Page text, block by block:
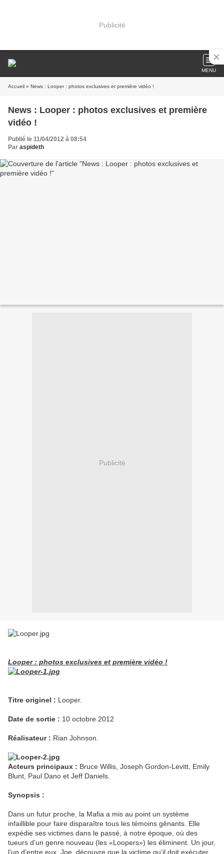
Publicité
MENU
Accueil » News : Looper : photos exclusives et première vidéo !
News : Looper : photos exclusives et première
vidéo !
Publié le 11/04/2012 à 08:54
Par aspideth
Publicité
Looper : photos exclusives et première vidéo !
Titre originel : Looper.
Date de sortie : 10 octobre 2012
Réalisateur : Rian Johnson.
Acteurs principaux : Bruce Willis, Joseph Gordon-Levitt, Emily
Blunt, Paul Dano et Jeff Daniels.
Synopsis :
Dans un futur proche, la Mafia a mis au point un système
infaillible pour faire disparaître tous les témoins gênants. Elle
expédie ses victimes dans le passé, à notre époque, où des
tueurs d’un genre nouveau (les «Loopers») les éliminent. Un jour,
l’un d’entre eux, Joe, découvre que la victime qu’il doit exécuter